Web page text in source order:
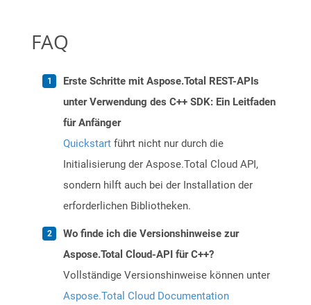
FAQ
Erste Schritte mit Aspose.Total REST-APIs
unter Verwendung des C++ SDK: Ein Leitfaden
für Anfänger
Quickstart führt nicht nur durch die
Initialisierung der Aspose.Total Cloud API,
sondern hilft auch bei der Installation der
erforderlichen Bibliotheken.
Wo finde ich die Versionshinweise zur
Aspose.Total Cloud-API für C++?
Vollständige Versionshinweise können unter
Aspose.Total Cloud Documentation